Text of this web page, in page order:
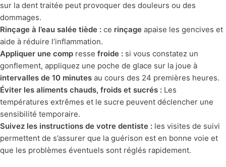
sur la dent traitée peut provoquer des douleurs ou des
dommages.
Rinçage à l’eau salée tiède : ce rinçage apaise les gencives et
aide à réduire l’inflammation.
Appliquer une comp resse froide : si vous constatez un
gonflement, appliquez une poche de glace sur la joue à
intervalles de 10 minutes au cours des 24 premières heures.
Éviter les aliments chauds, froids et sucrés : Les
températures extrêmes et le sucre peuvent déclencher une
sensibilité temporaire.
Suivez les instructions de votre dentiste : les visites de suivi
permettent de s’assurer que la guérison est en bonne voie et
que les problèmes éventuels sont réglés rapidement.